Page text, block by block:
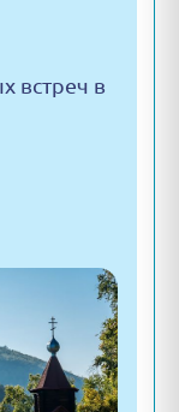
встреч в